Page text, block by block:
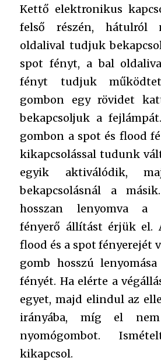
Kettő elektronikus
felső részén, hátulról
oldalival tudjuk
spot fényt, a bal
fényt tudjuk
gombon egy rövidet
bekapcsoljuk a
gombon a spot és flood
kikapcsolással tudunk
egyik aktiválódik,
bekapcsolásnál a
hosszan lenyomva a
fényerő állítást érjük el.
flood és a spot fényerejét
gomb hosszú
fényét. Ha elérte a
egyet, majd elindul az
irányába, míg el
nyomógombot.
kikapcsol.